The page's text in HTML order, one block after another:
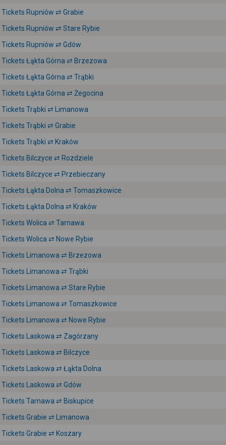
Tickets Rupniów ⇄ Grabie
Tickets Rupniów ⇄ Stare Rybie
Tickets Rupniów ⇄ Gdów
Tickets Łąkta Górna ⇄ Brzezowa
Tickets Łąkta Górna ⇄ Trąbki
Tickets Łąkta Górna ⇄ Żegocina
Tickets Trąbki ⇄ Limanowa
Tickets Trąbki ⇄ Grabie
Tickets Trąbki ⇄ Kraków
Tickets Bilczyce ⇄ Rozdziele
Tickets Bilczyce ⇄ Przebieczany
Tickets Łąkta Dolna ⇄ Tomaszkowice
Tickets Łąkta Dolna ⇄ Kraków
Tickets Wolica ⇄ Tarnawa
Tickets Wolica ⇄ Nowe Rybie
Tickets Limanowa ⇄ Brzezowa
Tickets Limanowa ⇄ Trąbki
Tickets Limanowa ⇄ Stare Rybie
Tickets Limanowa ⇄ Tomaszkowice
Tickets Limanowa ⇄ Nowe Rybie
Tickets Laskowa ⇄ Zagórzany
Tickets Laskowa ⇄ Bilczyce
Tickets Laskowa ⇄ Łąkta Dolna
Tickets Laskowa ⇄ Gdów
Tickets Tarnawa ⇄ Biskupice
Tickets Grabie ⇄ Limanowa
Tickets Grabie ⇄ Koszary